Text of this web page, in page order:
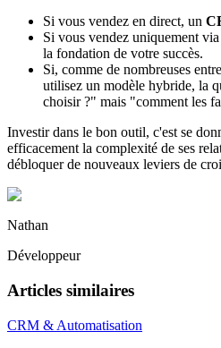
Si vous vendez en direct, un
Si vous vendez uniquement
la fondation de votre succès.
Si, comme de nombreuses
utilisez un modèle hybride, la
choisir ?" mais "comment les
Investir dans le bon outil, c'est se
efficacement la complexité de ses
débloquer de nouveaux leviers de
Nathan
Développeur
Articles similaires
CRM & Automatisation